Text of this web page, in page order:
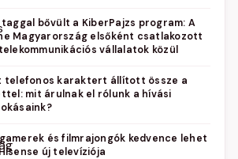
taggal bővült a KiberPajzs program: A
Magyarország elsőként csatlakozott
vállalatok közül
telefonos karaktert állított össze a
mit árulnak el rólunk a hívási
és filmrajongók kedvence lehet
új televíziója